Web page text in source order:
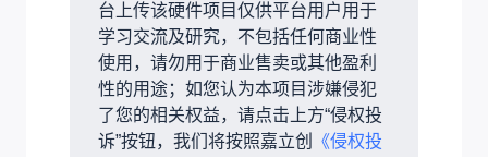
台上传该硬件项目仅供平台用户用于
学习交流及研究，不包括任何商业性
使用，请勿用于商业售卖或其他盈利
性的用途；如您认为本项目涉嫌侵犯
了您的相关权益，请点击上方“侵权投
诉”按钮，我们将按照嘉立创
《侵权投